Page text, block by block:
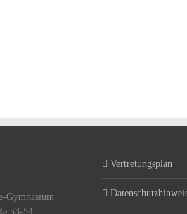
Gymnasium
53-54
Vertretungsplan